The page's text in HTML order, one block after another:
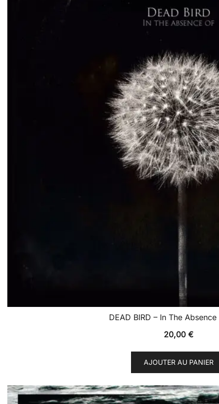
DEAD BIRD – In The Absence
20,00 €
AJOUTER AU PANIER